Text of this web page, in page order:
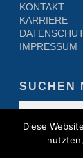
KONTAKT
KARRIERE
IMPRESSUM
SUCHEN
Diese